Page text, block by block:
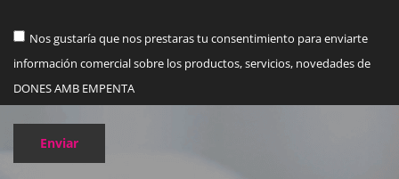
Nos gustaría que nos prestaras tu consentimiento para enviarte
información comercial sobre los productos, servicios, novedades de
DONES AMB EMPENTA
Enviar